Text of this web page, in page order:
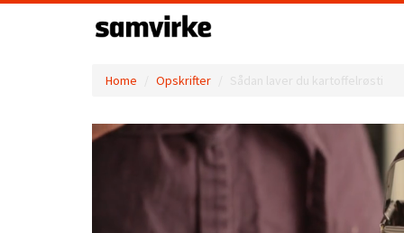
Home Opskrifter Sådan laver du kartoffelrøsti